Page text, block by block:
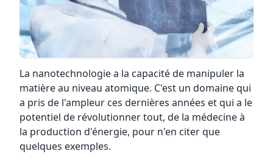
La nanotechnologie a la capacité de manipuler la
matière au niveau atomique. C'est un domaine qui
a pris de l'ampleur ces dernières années et qui a le
potentiel de révolutionner tout, de la médecine à
la production d'énergie, pour n'en citer que
quelques exemples.